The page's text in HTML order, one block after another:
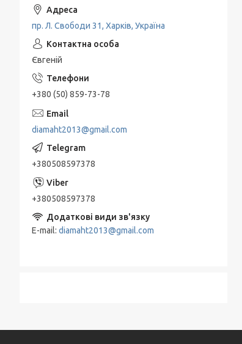
пр. Л. Свободи 31, Харків, Україна
Євгеній
+380 (50) 859-73-78
diamaht2013@gmail.com
+380508597378
+380508597378
E-mail diamaht2013@gmail.com